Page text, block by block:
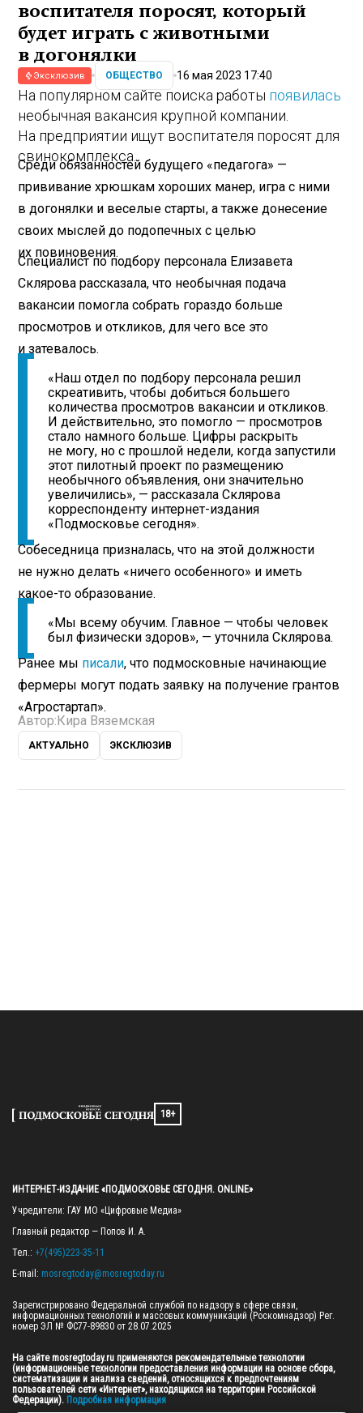
воспитателя поросят, который
будет играть с животными
в догонялки
Эксклюзив ОБЩЕСТВО 16 мая 2023 17:40
На популярном сайте поиска работы появилась
необычная вакансия крупной компании.
На предприятии ищут воспитателя поросят для
свинокомплекса.
Среди обязанностей будущего «педагога» —
прививание хрюшкам хороших манер, игра с ними
в догонялки и веселые старты, а также донесение
своих мыслей до подопечных с целью
их повиновения.
Специалист по подбору персонала Елизавета
Склярова рассказала, что необычная подача
вакансии помогла собрать гораздо больше
просмотров и откликов, для чего все это
и затевалось.
«Наш отдел по подбору персонала решил
скреативить, чтобы добиться большего
количества просмотров вакансии и откликов.
И действительно, это помогло — просмотров
стало намного больше. Цифры раскрыть
не могу, но с прошлой недели, когда запустили
этот пилотный проект по размещению
необычного объявления, они значительно
увеличились», — рассказала Склярова
корреспонденту интернет-издания
«Подмосковье сегодня».
Собеседница призналась, что на этой должности
не нужно делать «ничего особенного» и иметь
какое-то образование.
«Мы всему обучим. Главное — чтобы человек
был физически здоров», — уточнила Склярова.
Ранее мы писали, что подмосковные начинающие
фермеры могут подать заявку на получение грантов
«Агростартап».
Автор: Кира Вяземская
АКТУАЛЬНО ЭКСКЛЮЗИВ
18+
ИНТЕРНЕТ-ИЗДАНИЕ «ПОДМОСКОВЬЕ СЕГОДНЯ. ONLINE»
Учредители: ГАУ МО «Цифровые Медиа»
Главный редактор — Попов И. А.
Тел.: +7(495)223-35-11
E-mail: mosregtoday@mosregtoday.ru
Зарегистрировано Федеральной службой по надзору в сфере связи,
информационных технологий и массовых коммуникаций (Роскомнадзор) Рег.
номер ЭЛ № ФС77-89830 от 28.07.2025
На сайте mosregtoday.ru применяются рекомендательные технологии
(информационные технологии предоставления информации на основе сбора,
систематизации и анализа сведений, относящихся к предпочтениям
пользователей сети «Интернет», находящихся на территории Российской
Федерации). Подробная информация